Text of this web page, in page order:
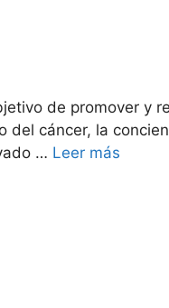
de promover y
cáncer, la
… Leer más